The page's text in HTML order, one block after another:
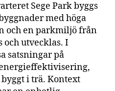
Sege Park byggs
med höga
och en parkmiljö från
och utvecklas. I
satsningar på
i trä. Kontext